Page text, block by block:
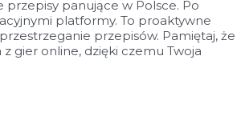
przepisy panujące w Polsce. Po
platformy. To proaktywne
przepisów. Pamiętaj, że
gier online, dzięki czemu Twoja